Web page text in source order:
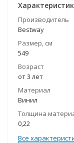
Производитель
Bestway
Размер, см
549
Возраст
от 3 лет
Материал
Винил
Толщина
0,22
Все